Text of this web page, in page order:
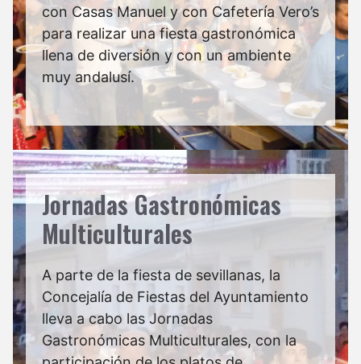
con Casas Manuel y con Cafetería Vero’s
para realizar una fiesta gastronómica
llena de diversión y con un ambiente
muy andalusí.
Jornadas Gastronómicas
Multiculturales
A parte de la fiesta de sevillanas, la
Concejalía de Fiestas del Ayuntamiento
lleva a cabo las Jornadas
Gastronómicas Multiculturales, con la